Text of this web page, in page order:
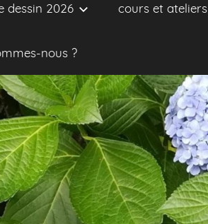
dessin 2026 cours et ateliers
nous ?